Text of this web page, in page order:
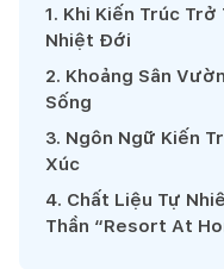
1. Khi Kiến Trúc
Nhiệt Đới
2. Khoảng Sân
Sống
3. Ngôn Ngữ Kiến
Xúc
4. Chất Liệu Tự
Thần “Resort At